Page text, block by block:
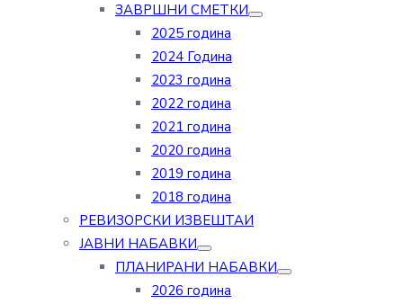
ЗАВРШНИ СМЕТКИ
2025 година
2024 Година
2023 година
2022 година
2021 година
2020 година
2019 година
2018 година
РЕВИЗОРСКИ ИЗВЕШТАИ
ЈАВНИ НАБАВКИ
ПЛАНИРАНИ НАБАВКИ
2026 година